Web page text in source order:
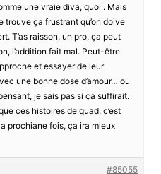
une vraie diva, quoi . Mais
trouve ça frustrant qu’on doive
T’as raisson, un pro, ça peut
l’addition fait mal. Peut-être
et essayer de leur
une bonne dose d’amour… ou
je sais pas si ça suffirait.
ces histoires de quad, c’est
prochiane fois, ça ira mieux
#85055